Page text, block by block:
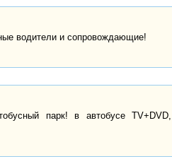
водители и сопровождающие!
парк! в автобусе TV+DVD,